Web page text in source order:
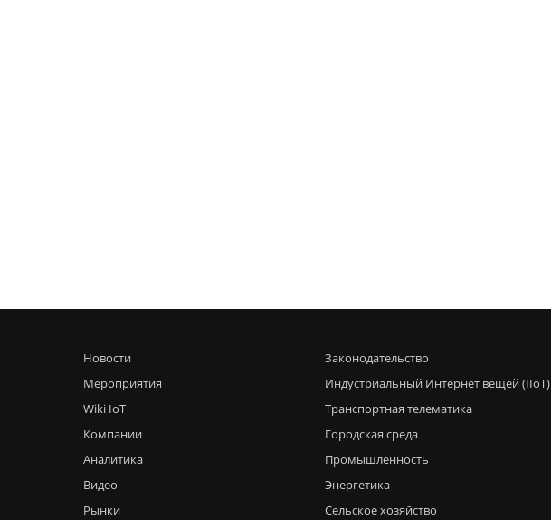
Новости
Мероприятия
Wiki IoT
Компании
Аналитика
Видео
Рынки
Законодательство
Индустриальный Интернет вещей (IIoT)
Транспортная телематика
Городская среда
Промышленность
Энергетика
Сельское хозяйство